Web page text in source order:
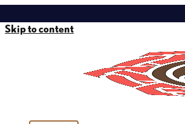
Skip to content